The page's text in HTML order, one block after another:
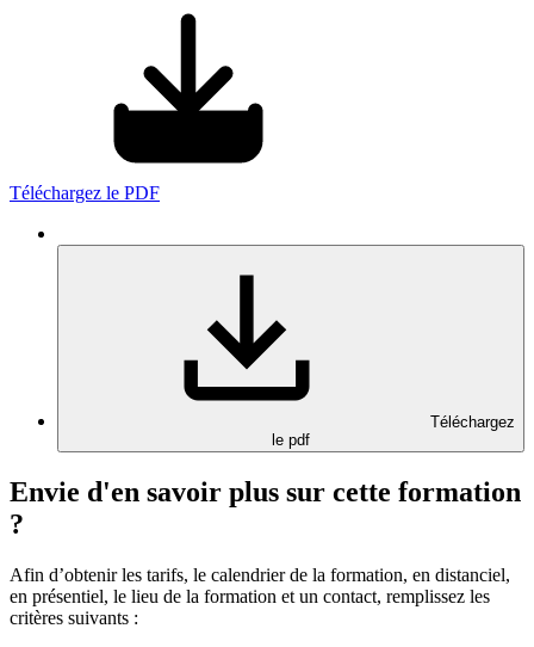
Téléchargez le PDF
Téléchargez
le pdf
Envie d'en savoir plus sur cette formation
?
Afin d’obtenir les tarifs, le calendrier de la formation, en distanciel,
en présentiel, le lieu de la formation et un contact, remplissez les
critères suivants :